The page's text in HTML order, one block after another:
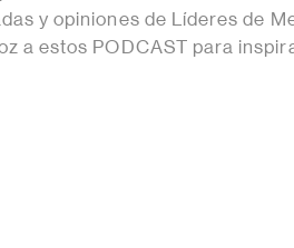
y opiniones de Líderes de
a estos PODCAST para